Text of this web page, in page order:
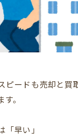
ピードも売却と買
。
早い」